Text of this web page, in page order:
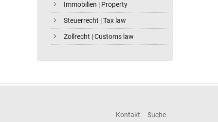
Immobilien | Property
Steuerrecht | Tax law
Zollrecht | Customs law
Kontakt Suche